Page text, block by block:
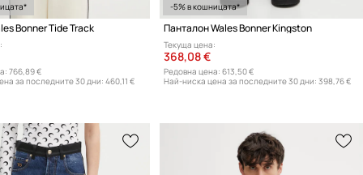
Bonner Tide Track
766,89 €
за последните 30 дни: 460,11 €
-5% в кошницата*
Панталон Wales Bonner Kingston
Текуща цена:
368,08 €
Редовна цена: 613,50 €
Най-ниска цена за последните 30 дни: 398,76 €